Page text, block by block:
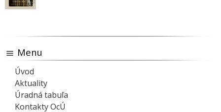
Menu
Úvod
Aktuality
Úradná tabuľa
Kontakty OcÚ